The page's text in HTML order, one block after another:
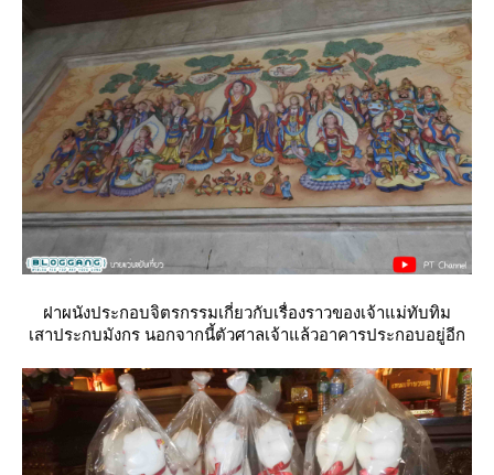
ฝาผนังประกอบจิตรกรรมเกี่ยวกับเรื่องราวของเจ้าแม่ทับทิม
เสาประกบมังกร นอกจากนี้ตัวศาลเจ้าแล้วอาคารประกอบอยู่อีก